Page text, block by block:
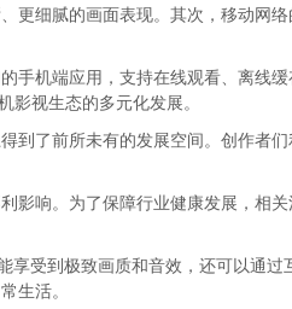
更细腻的画面表现。其次，移动网络
手机端应用，支持在线观看、离线
视生态的多元化发展。
到了前所未有的发展空间。创作者
影响。为了保障行业健康发展，相
享受到极致画质和音效，还可以通过
生活。